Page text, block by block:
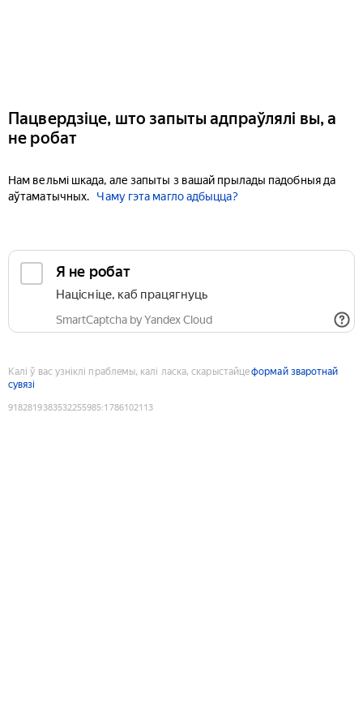
Пацвердзіце, што запыты адпраўлялі вы, а
не робат
Нам вельмі шкада, але запыты з вашай прылады падобныя да
аўтаматычных.
Чаму гэта магло адбыцца?
Я не робат
Націсніце, каб працягнуць
SmartCaptcha by Yandex Cloud
Калі ў вас узніклі праблемы, калі ласка, скарыстайцеформай зваротнай
сувязі
9182819383532255985:1786102113